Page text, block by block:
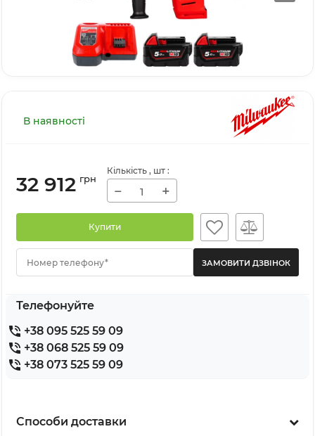
В наявності
32 912 грн
Кількість , шт :
− +
Купити
Номер телефону*
Телефонуйте
+38 095 525 59 09
+38 068 525 59 09
+38 073 525 59 09
Способи доставки